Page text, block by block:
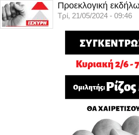
Προεκλογική
Τρί, 21/05/2024 - 09:46